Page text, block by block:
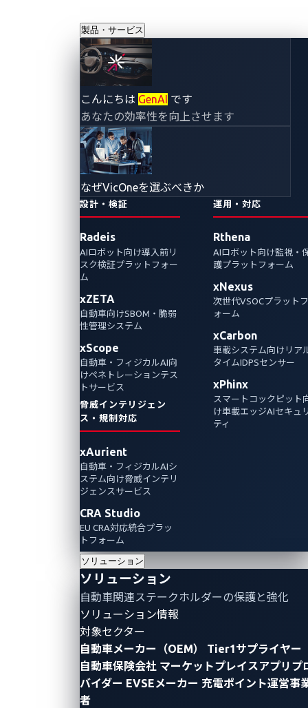
製品・サービス
こんにちは GenAI です
あなたの効率性を向上させます
なぜVicOneを選ぶべきか
設計・検証
Radeis
AIロボット向け導入前リ
スク検証プラットフォー
ム
xZETA
自動車向けSBOM・脆弱
性管理システム
xScope
自動車・フィジカルAI向
けペネトレーションテス
トサービス
脅威インテリジェン
ス・規制対応
xAurient
自動車・フィジカルAIシ
ステム向け脅威インテリ
ジェンスサービス
CRA Studio
EU CRA対応統合プラッ
トフォーム
運用・対応
Rthena
AIロボット向け監視・
護プラットフォーム
xNexus
次世代VSOCプラットフ
ォーム
xCarbon
車載システム向けリア
タイムIDPSセンサー
xPhinx
スマートコックピット
け車載エッジAIセキュ
ティ
ソリューション
ソリューション
自動車関連ステークホルダーの保護と強化
ソリューション情報
対象セクター
自動車メーカー（OEM）
Tier1サプライヤー
自動車保険会社 マーケットプレイスアプリプ
バイダー EVSEメーカー 充電ポイント運営事
者
自動車ペネトレー
ションテストの評
価対象
2026年4月10日
自動車ペネトレーションテストの評価対象と
なる5つのレイヤー（ECU単体、車内NW、外
部IF、オフボードAPI、車両全体）を解説。影
響度、到達性、連鎖可能性の観点からテスト
対象の優先順位付けを行う手法を紹介しま
はじめに"どこを評価するか"
自動車のペンテストで最初に決めるべきは「どこを評
価するか」です。車両システムは複雑で、すべてを網
羅的に評価することは現実的ではありません。限られ
たリソースで最大の効果を得るため、評価対象を体系
的に整理し、優先順位を付けて選定することが重要で